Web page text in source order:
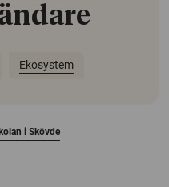
Ekosystem
i Skövde